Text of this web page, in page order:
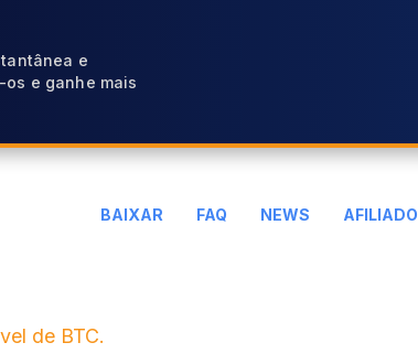
e
os e ganhe mais
BAIXAR FAQ NEWS AFILIADO
de BTC.